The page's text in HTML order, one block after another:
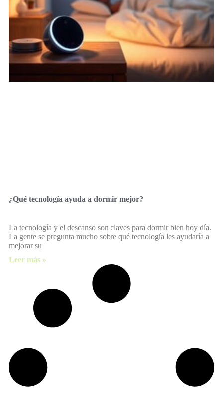
¿Qué tecnología ayuda a dormir mejor?
La tecnología y el descanso son claves para dormir bien hoy día.
La gente se pregunta mucho sobre qué tecnología les ayudaría a
mejorar su
Leer más »